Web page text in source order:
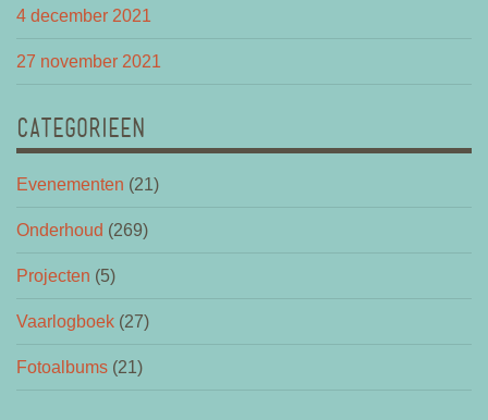
4 december 2021
27 november 2021
CATEGORIEEN
Evenementen (21)
Onderhoud (269)
Projecten (5)
Vaarlogboek (27)
Fotoalbums (21)